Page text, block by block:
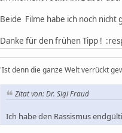
Beide Filme habe ich noch
Danke für den frühen Tipp !
denn die ganze Welt verrückt
Zitat von: Dr. Sigi Fraud
Ich habe den Rassismus